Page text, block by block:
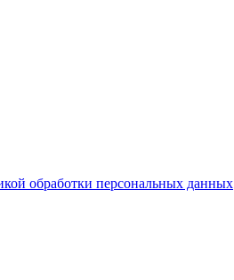
обработки персональных данных